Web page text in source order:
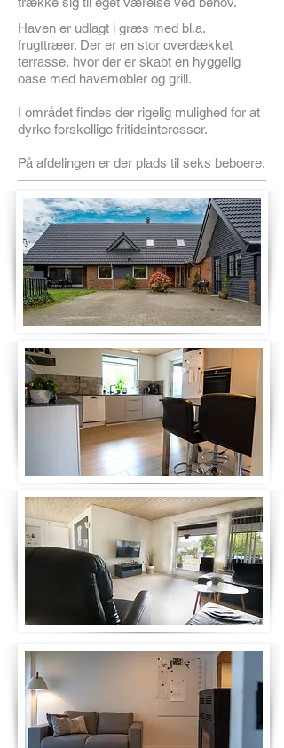
Haven er udlagt i græs med bl.a.
frugttræer. Der er en stor overdækket
terrasse, hvor der er skabt en hyggelig
oase med havemøbler og grill.
I området findes der rigelig mulighed for at
dyrke forskellige fritidsinteresser.
På afdelingen er der plads til seks beboere.